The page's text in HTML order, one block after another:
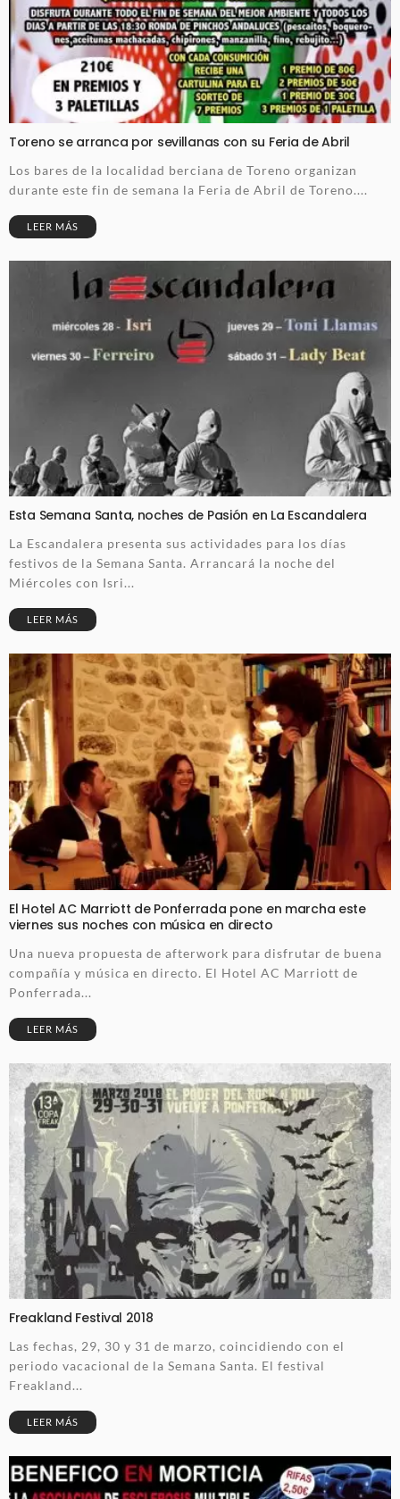
Toreno se arranca por sevillanas con su Feria de Abril
Los bares de la localidad berciana de Toreno organizan
durante este fin de semana la Feria de Abril de Toreno....
LEER MÁS
Esta Semana Santa, noches de Pasión en La Escandalera
La Escandalera presenta sus actividades para los días
festivos de la Semana Santa. Arrancará la noche del
Miércoles con Isri...
LEER MÁS
El Hotel AC Marriott de Ponferrada pone en marcha este
viernes sus noches con música en directo
Una nueva propuesta de afterwork para disfrutar de buena
compañía y música en directo. El Hotel AC Marriott de
Ponferrada...
LEER MÁS
Freakland Festival 2018
Las fechas, 29, 30 y 31 de marzo, coincidiendo con el
periodo vacacional de la Semana Santa. El festival
Freakland...
LEER MÁS